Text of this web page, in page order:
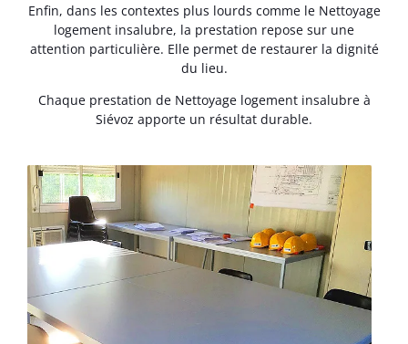
Enfin, dans les contextes plus lourds comme le Nettoyage
logement insalubre, la prestation repose sur une
attention particulière. Elle permet de restaurer la dignité
du lieu.
Chaque prestation de Nettoyage logement insalubre à
Siévoz apporte un résultat durable.